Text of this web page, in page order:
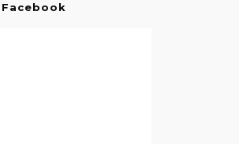
Facebook